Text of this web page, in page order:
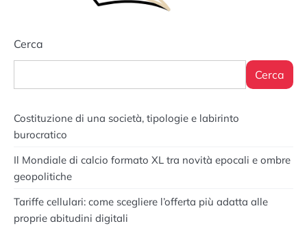
Cerca
Cerca
Costituzione di una società, tipologie e labirinto
burocratico
Il Mondiale di calcio formato XL tra novità epocali e ombre
geopolitiche
Tariffe cellulari: come scegliere l’offerta più adatta alle
proprie abitudini digitali